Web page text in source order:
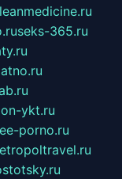
seks-365.ru
ykt.ru
porno.ru